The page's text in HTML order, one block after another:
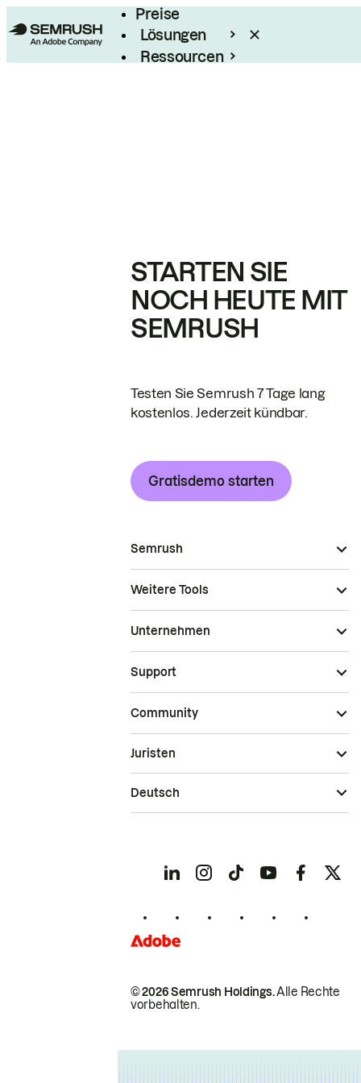
Preise
Lösungen
Ressourcen
STARTEN SIE
NOCH HEUTE MIT
SEMRUSH
Testen Sie Semrush 7 Tage lang
kostenlos. Jederzeit kündbar.
Gratisdemo starten
Semrush
Weitere Tools
Unternehmen
Support
Community
© 2026 Semrush Holdings.Alle Rechte
vorbehalten.
Juristen
Deutsch